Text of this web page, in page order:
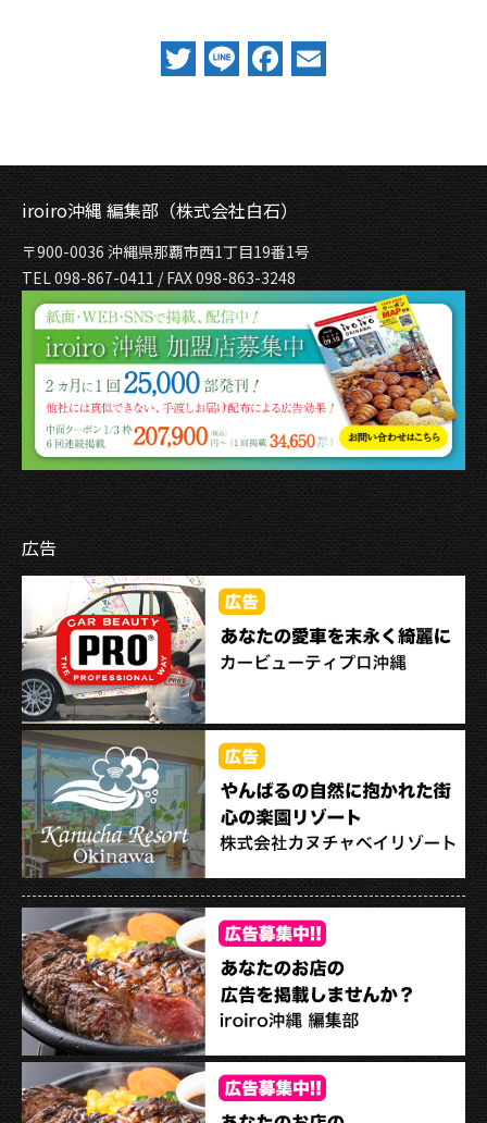
Twitter
LineFacebook
iroiro沖縄 編集部（株式会社白石）
〒900-0036 沖縄県那覇市西1丁目19番1号
TEL 098-867-0411 / FAX 098-863-3248
広告